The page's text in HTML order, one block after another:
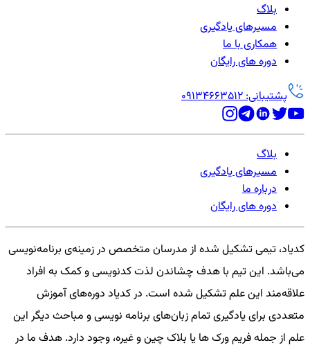
بلاگ
مسیرهای یادگیری
همکاری با ما
دوره های رایگان
پشتیبانی: 09134663512
بلاگ
مسیرهای یادگیری
درباره ما
دوره های رایگان
کدیاد، تیمی تشکیل شده از مدرسان متخصص در زمینه‌ی برنامه‌نویسی
می‌باشد. این تیم با هدف چشاندن لذت کدنویسی و کمک به افراد
علاقه‌مند این علم تشکیل شده است. در کدیاد دوره‌های آموزش
متعددی برای یادگیری تمام زبان‌های برنامه نویسی و مباحث دیگر این
علم از جمله فریم ورک ها یا بلاک چین و غیره، وجود دارد. هدف ما در